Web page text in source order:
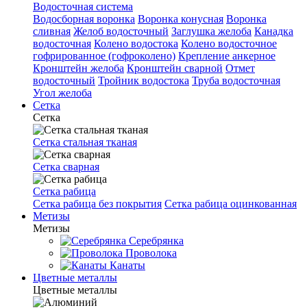
Водосточная система
Водосборная воронка Воронка конусная Воронка
сливная Желоб водосточный Заглушка желоба Канадка
водосточная Колено водостока Колено водосточное
гофрированное (гофроколено) Крепление анкерное
Кронштейн желоба Кронштейн сварной Отмет
водосточный Тройник водостока Труба водосточная
Угол желоба
Сетка
Сетка
Сетка стальная тканая
Сетка сварная
Сетка рабица
Сетка рабица без покрытия Сетка рабица оцинкованная
Метизы
Метизы
Серебрянка
Проволока
Канаты
Цветные металлы
Цветные металлы